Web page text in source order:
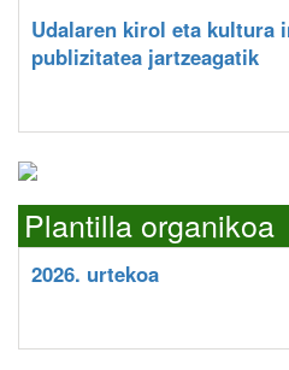
Udalaren kirol eta kultura
publizitatea jartzeagatik
Plantilla organikoa
2026. urtekoa